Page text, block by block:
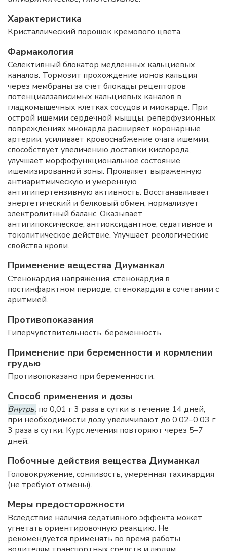
Характеристика
Кристаллический порошок кремового цвета.
Фармакология
Селективный блокатор медленных кальциевых
каналов. Тормозит прохождение ионов кальция
через мембраны за счет блокады рецепторов
потенциалзависимых кальциевых каналов в
гладкомышечных клетках сосудов и миокарде. При
острой ишемии сердечной мышцы, реперфузионных
повреждениях миокарда расширяет коронарные
артерии, усиливает кровоснабжение очага ишемии,
способствует увеличению доставки кислорода,
улучшает морфофункциональное состояние
ишемизированной зоны. Проявляет выраженную
антиаритмическую и умеренную
антигипертензивную активность. Восстанавливает
энергетический и белковый обмен, нормализует
электролитный баланс. Оказывает
антигипоксическое, антиоксидантное, седативное и
токолитическое действие. Улучшает реологические
свойства крови.
Применение вещества Диуманкал
Стенокардия напряжения, стенокардия в
постинфарктном периоде, стенокардия в сочетании с
аритмией.
Противопоказания
Гиперчувствительность, беременность.
Применение при беременности и кормлении
грудью
Противопоказано при беременности.
Способ применения и дозы
Внутрь, по 0,01 г 3 раза в сутки в течение 14 дней,
при необходимости дозу увеличивают до 0,02–0,03 г
3 раза в сутки. Курс лечения повторяют через 5–7
дней.
Побочные действия вещества Диуманкал
Головокружение, сонливость, умеренная тахикардия
(не требуют отмены).
Меры предосторожности
Вследствие наличия седативного эффекта может
угнетать ориентировочную реакцию. Не
рекомендуется применять во время работы